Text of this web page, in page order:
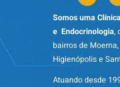
Somos uma
e Endocrinologia,
bairros de
Higienópolis e
Atuando desde